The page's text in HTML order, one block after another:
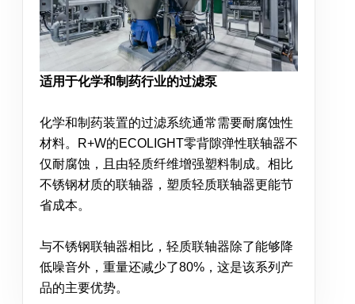
适用于化学和制药行业的过滤泵
化学和制药装置的过滤系统通常需要耐腐蚀性
材料。R+W的ECOLIGHT零背隙弹性联轴器不
仅耐腐蚀，且由轻质纤维增强塑料制成。相比
不锈钢材质的联轴器，塑质轻质联轴器更能节
省成本。
与不锈钢联轴器相比，轻质联轴器除了能够降
低噪音外，重量还减少了80%，这是该系列产
品的主要优势。